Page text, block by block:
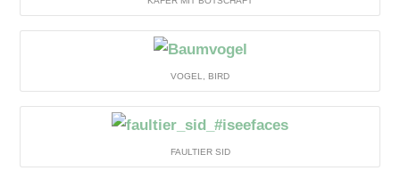
VOGEL, BIRD
FAULTIER SID